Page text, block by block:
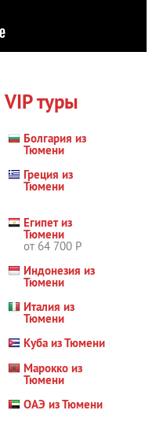
VIP туры
Болгария из
Тюмени
Греция из
Тюмени
Египет из
Тюмени
от 64 700 Р
Индонезия из
Тюмени
Италия из
Тюмени
Куба из Тюмени
Марокко из
Тюмени
ОАЭ из Тюмени